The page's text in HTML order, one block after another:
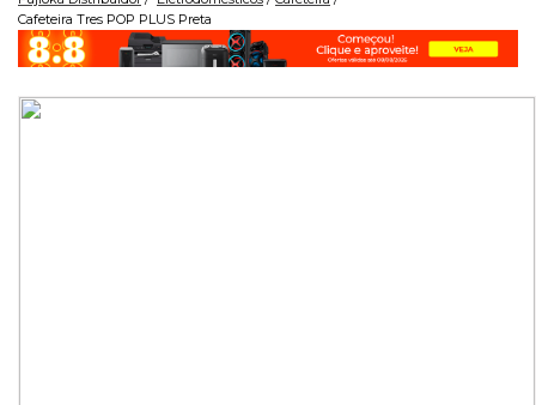
Cafeteira Tres POP PLUS Preta